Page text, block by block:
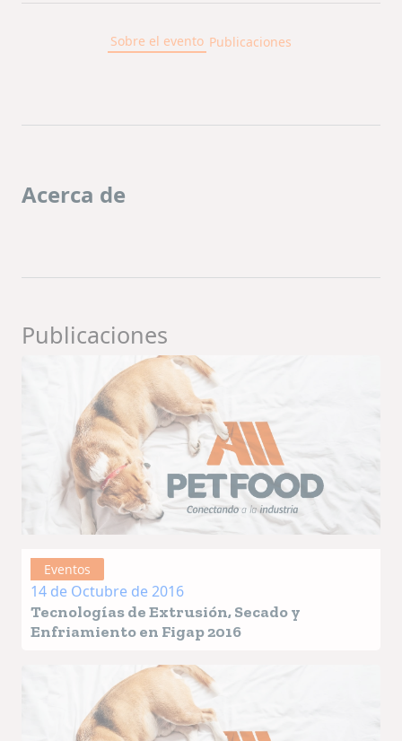
Sobre el evento Publicaciones
Acerca de
Publicaciones
Eventos
14 de Octubre de 2016
Tecnologías de Extrusión, Secado y
Enfriamiento en Figap 2016